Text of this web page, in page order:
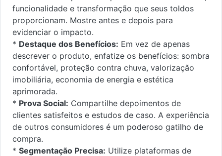
funcionalidade e transformação que seus toldos
proporcionam. Mostre antes e depois para
evidenciar o impacto.
* Destaque dos Benefícios: Em vez de apenas
descrever o produto, enfatize os benefícios: sombra
confortável, proteção contra chuva, valorização
imobiliária, economia de energia e estética
aprimorada.
* Prova Social: Compartilhe depoimentos de
clientes satisfeitos e estudos de caso. A experiência
de outros consumidores é um poderoso gatilho de
compra.
* Segmentação Precisa: Utilize plataformas de